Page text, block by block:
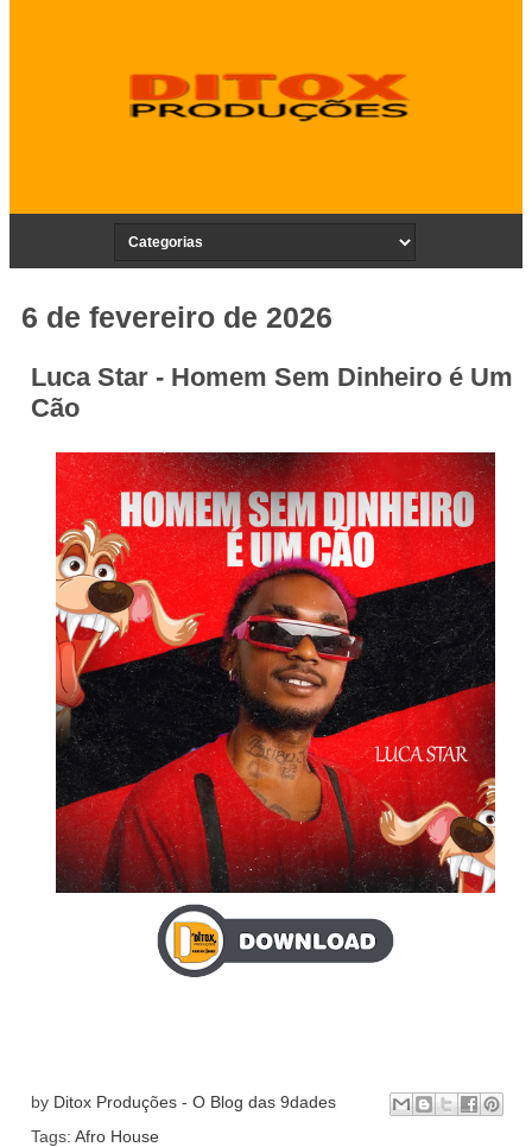
6 de fevereiro de 2026
Luca Star - Homem Sem Dinheiro é Um
Cão
by Ditox Produções - O Blog das 9dades
Tags: Afro House